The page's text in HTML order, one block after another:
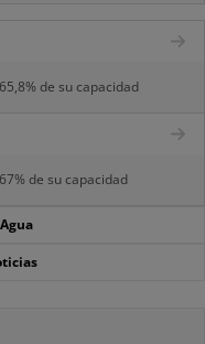
de su capacidad
de su capacidad